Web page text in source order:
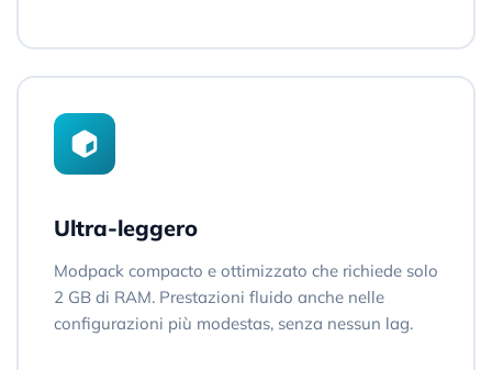
Ultra-leggero
Modpack compacto e ottimizzato che richiede solo
2 GB di RAM. Prestazioni fluido anche nelle
configurazioni più modestas, senza nessun lag.